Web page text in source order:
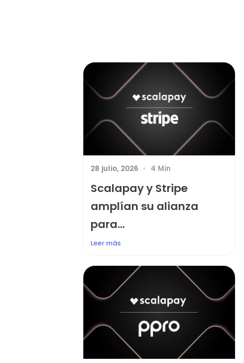
28 julio, 2026 4 Min
Scalapay y Stripe
amplían su alianza
para...
Leer más